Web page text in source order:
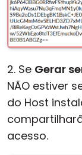
2. Se Gerar
NÃO estiver
do Host
acesso.